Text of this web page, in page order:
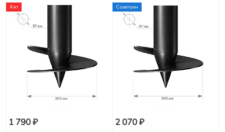
Хит
1 790 ₽
Советуем
2 070 ₽